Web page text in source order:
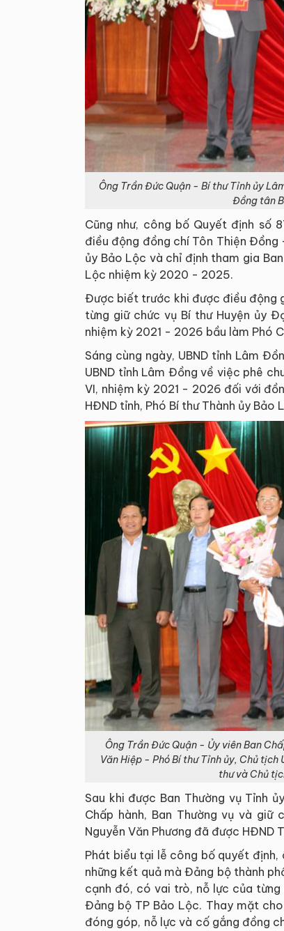
Ông Trần Đức Quận - Bí thư Tỉnh ủy
Đồng tân
Cũng như, công bố Quyết định số
điều động đồng chí Tôn Thiện Đồng
ủy Bảo Lộc và chỉ định tham gia
Lộc nhiệm kỳ 2020 - 2025.
Được biết trước khi được điều động
từng giữ chức vụ Bí thư Huyện ủy
nhiệm kỳ 2021 - 2026 bầu làm Phó
Sáng cùng ngày, UBND tỉnh Lâm
UBND tỉnh Lâm Đồng về việc phê
VI, nhiệm kỳ 2021 - 2026 đối với
HĐND tỉnh, Phó Bí thư Thành ủy Bảo
Ông Trần Đức Quận - Ủy viên Ban
Văn Hiệp - Phó Bí thư Tỉnh ủy, Chủ
thư và Chủ
Sau khi được Ban Thường vụ Tỉnh
Chấp hành, Ban Thường vụ và giữ
Nguyễn Văn Phương đã được HĐND
Phát biểu tại lễ công bố quyết
những kết quả mà Đảng bộ thành
cạnh đó, có vai trò, nỗ lực của từng
Đảng bộ TP Bảo Lộc. Thay mặt cho
đóng góp, nỗ lực và cố gắng đồng